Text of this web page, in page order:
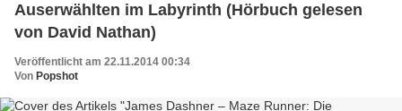
Auserwählten im Labyrinth (Hörbuch gelesen
von David Nathan)
Veröffentlicht am 22.11.2014 00:34
Von Popshot